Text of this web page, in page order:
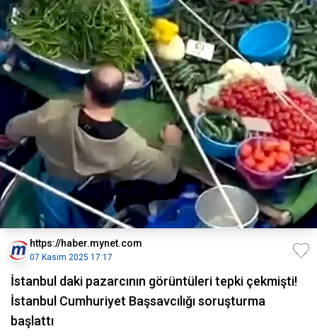
https://haber.mynet.com
07 Kasım 2025 17:17
İstanbul daki pazarcının görüntüleri tepki çekmişti!
İstanbul Cumhuriyet Başsavcılığı soruşturma
başlattı